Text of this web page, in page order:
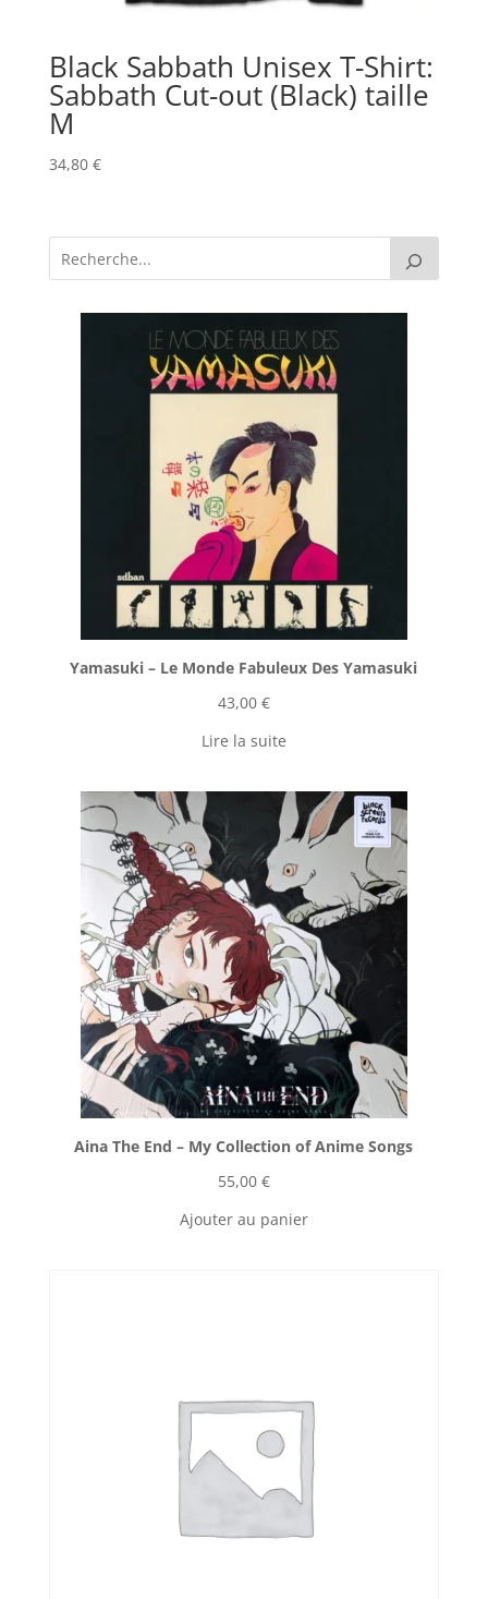
Black Sabbath Unisex T-Shirt:
Sabbath Cut-out (Black) taille
M
34,80 €
Yamasuki ‎– Le Monde Fabuleux Des Yamasuki
43,00 €
Lire la suite
Aina The End ‎– My Collection of Anime Songs
55,00 €
Ajouter au panier